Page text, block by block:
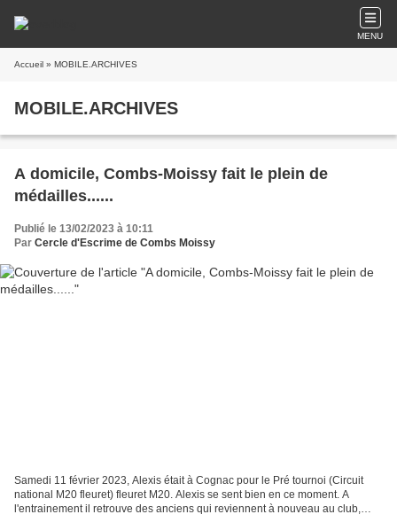
MENU
Accueil » MOBILE.ARCHIVES
MOBILE.ARCHIVES
A domicile, Combs-Moissy fait le plein de
médailles......
Publié le 13/02/2023 à 10:11
Par Cercle d'Escrime de Combs Moissy
Samedi 11 février 2023, Alexis était à Cognac pour le Pré tournoi (Circuit
national M20 fleuret) fleuret M20. Alexis se sent bien en ce moment. A
l'entrainement il retrouve des anciens qui reviennent à nouveau au club,